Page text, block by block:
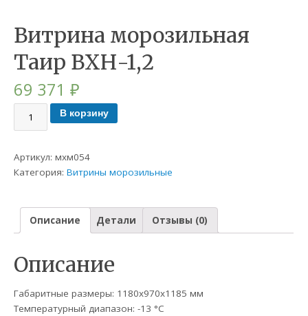
Витрина морозильная
Таир ВХН-1,2
69 371₽
В корзину
Артикул:мхм054
Категория:Витрины морозильные
Описание Детали Отзывы (0)
Описание
Габаритные размеры: 1180х970х1185 мм
Температурный диапазон: -13 °C